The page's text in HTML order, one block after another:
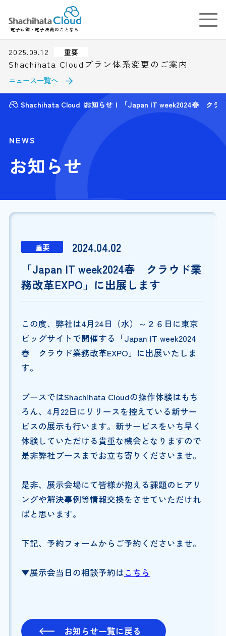
電子印鑑・電子決裁のことなら
2025.09.12 重要
Shachihata Cloudプラン体系変更のご案内
ニュース一覧へ
Shachihata Cloud お知らせ 「Japan IT week2024春 クラ
NEWS
お知らせ
重要
2024.04.02
「Japan IT week2024春 クラウド業
務改革EXPO」に出展します
この度、弊社は4月24日（水）～２６日に東京
ビッグサイトで開催する「Japan IT week2024
春 クラウド業務改革EXPO」に出展いたしま
す。
ブースではShachihata Cloudの操作体験はもち
ろん、4月22日にリリースを控えている新サー
ビスの展示も行います。新サービスをいち早く
体験していただける貴重な機会となりますので
是非弊社ブースまでお立ち寄りくださいませ。
是非、展示会場にて皆様が抱える課題のヒアリ
ングや解決事例等情報交換をさせていただけれ
ばと思います。
下記、予約フォームからご予約くださいませ。
▼展示会当日の相談予約はこちら
お知らせ一覧に戻る